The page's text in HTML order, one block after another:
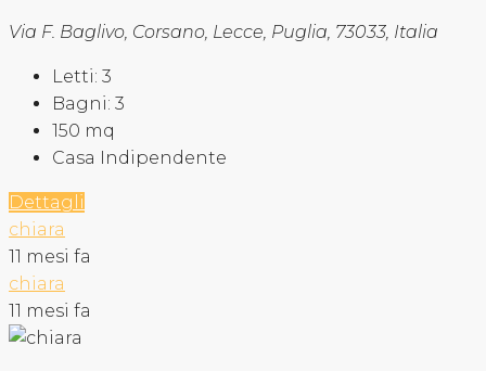
Via F. Baglivo, Corsano, Lecce, Puglia, 73033, Italia
Letti: 3
Bagni: 3
150 mq
Casa Indipendente
Dettagli
chiara
11 mesi fa
chiara
11 mesi fa